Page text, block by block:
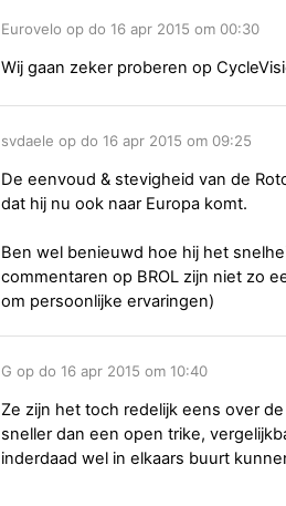
Eurovelo op do 16 apr 2015 om 00:30
Wij gaan zeker proberen op
svdaele op do 16 apr 2015 om 09:25
De eenvoud & stevigheid van de
dat hij nu ook naar Europa komt.
Ben wel benieuwd hoe hij het
commentaren op BROL zijn niet zo
om persoonlijke ervaringen)
G op do 16 apr 2015 om 10:40
Ze zijn het toch redelijk eens over
sneller dan een open trike,
inderdaad wel in elkaars buurt